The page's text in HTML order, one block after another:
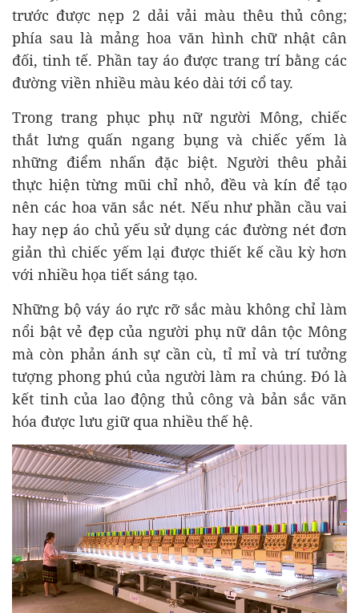
trước được nẹp 2 dải vải màu thêu thủ công;
phía sau là mảng hoa văn hình chữ nhật cân
đối, tinh tế. Phần tay áo được trang trí bằng các
đường viền nhiều màu kéo dài tới cổ tay.
Trong trang phục phụ nữ người Mông, chiếc
thắt lưng quấn ngang bụng và chiếc yếm là
những điểm nhấn đặc biệt. Người thêu phải
thực hiện từng mũi chỉ nhỏ, đều và kín để tạo
nên các hoa văn sắc nét. Nếu như phần cầu vai
hay nẹp áo chủ yếu sử dụng các đường nét đơn
giản thì chiếc yếm lại được thiết kế cầu kỳ hơn
với nhiều họa tiết sáng tạo.
Những bộ váy áo rực rỡ sắc màu không chỉ làm
nổi bật vẻ đẹp của người phụ nữ dân tộc Mông
mà còn phản ánh sự cần cù, tỉ mỉ và trí tưởng
tượng phong phú của người làm ra chúng. Đó là
kết tinh của lao động thủ công và bản sắc văn
hóa được lưu giữ qua nhiều thế hệ.